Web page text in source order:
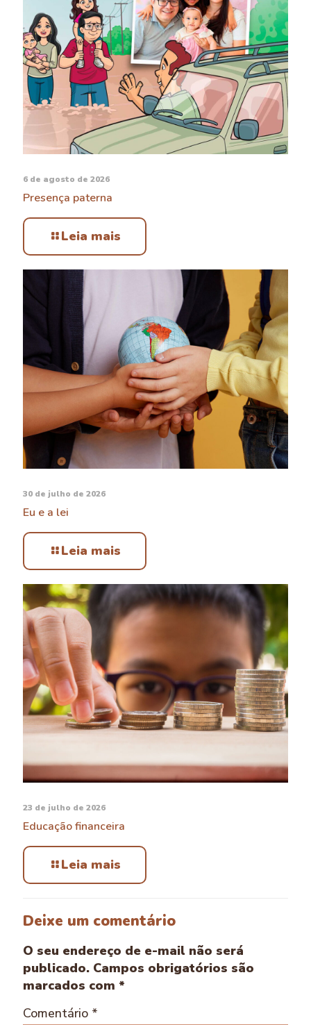
6 de agosto de 2026
Presença paterna
Leia mais
30 de julho de 2026
Eu e a lei
Leia mais
23 de julho de 2026
Educação financeira
Leia mais
Deixe um comentário
O seu endereço de e-mail não será
publicado. Campos obrigatórios são
marcados com *
Comentário *